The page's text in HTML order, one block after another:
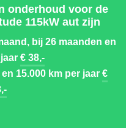
onderhoud voor de
115kW aut zijn
bij 26 maanden en
€ 38,-
15.000 km per jaar€